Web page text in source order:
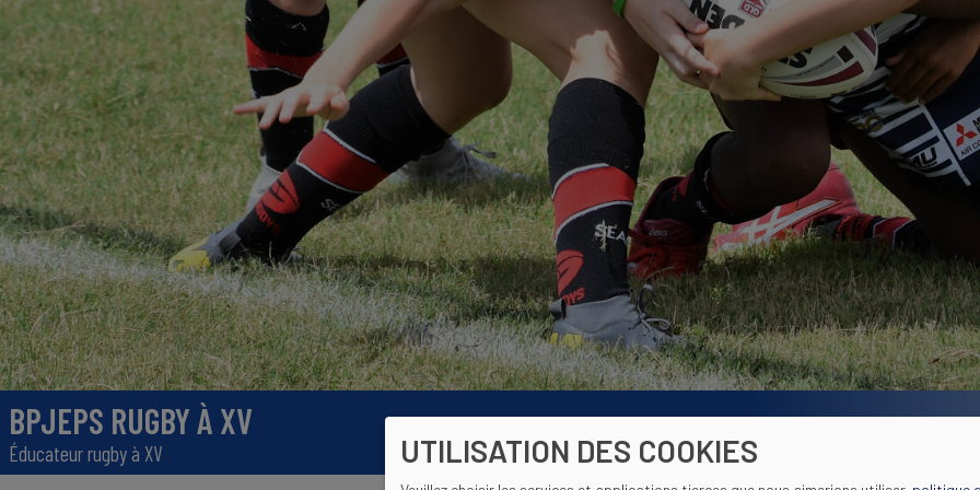
BPJEPS RUGBY À XV
Éducateur rugby à XV UTILISATION DES COOKIES